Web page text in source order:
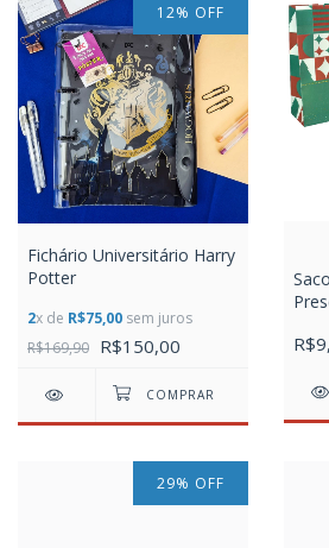
12% OFF
Fichário Universitário Harry
Potter
2x de R$75,00 sem juros
R$169,90 R$150,00
29% OFF